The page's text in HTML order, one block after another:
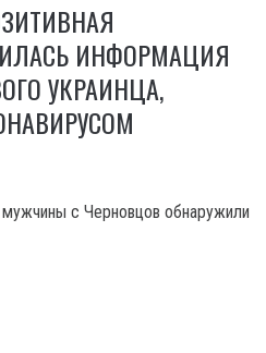
ИНФОРМАЦИЯ
УКРАИНЦА,
с Черновцов обнаружили